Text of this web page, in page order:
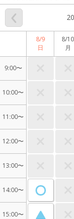
8/9
日
8/10
月
9:00〜
10:00〜
11:00〜
12:00〜
13:00〜
14:00〜
15:00〜